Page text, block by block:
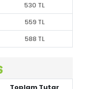
530 TL
559 TL
588 TL
Toplam Tutar